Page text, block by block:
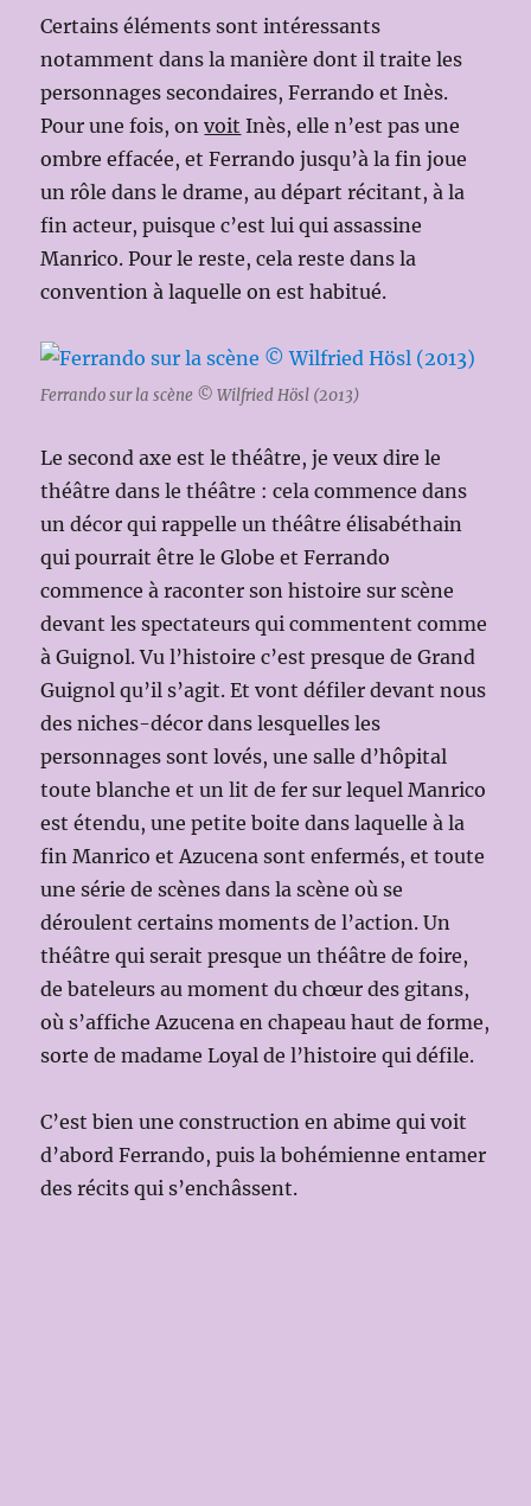
Certains éléments sont intéressants
notamment dans la manière dont il traite les
personnages secondaires, Ferrando et Inès.
Pour une fois, onvoit Inès, elle n’est pas une
ombre effacée, et Ferrando jusqu’à la fin joue
un rôle dans le drame, au départ récitant, à la
fin acteur, puisque c’est lui qui assassine
Manrico. Pour le reste, cela reste dans la
convention à laquelle on est habitué.
Ferrando sur la scène © Wilfried Hösl (2013)
Le second axe est le théâtre, je veux dire le
théâtre dans le théâtre : cela commence dans
un décor qui rappelle un théâtre élisabéthain
qui pourrait être le Globe et Ferrando
commence à raconter son histoire sur scène
devant les spectateurs qui commentent comme
à Guignol. Vu l’histoire c’est presque de Grand
Guignol qu’il s’agit. Et vont défiler devant nous
des niches-décor dans lesquelles les
personnages sont lovés, une salle d’hôpital
toute blanche et un lit de fer sur lequel Manrico
est étendu, une petite boite dans laquelle à la
fin Manrico et Azucena sont enfermés, et toute
une série de scènes dans la scène où se
déroulent certains moments de l’action. Un
théâtre qui serait presque un théâtre de foire,
de bateleurs au moment du chœur des gitans,
où s’affiche Azucena en chapeau haut de forme,
sorte de madame Loyal de l’histoire qui défile.
C’est bien une construction en abime qui voit
d’abord Ferrando, puis la bohémienne entamer
des récits qui s’enchâssent.